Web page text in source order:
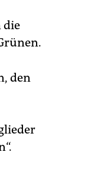
die
den